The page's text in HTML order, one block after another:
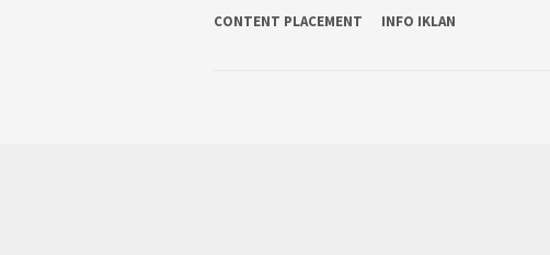
CONTENT PLACEMENT INFO IKLAN